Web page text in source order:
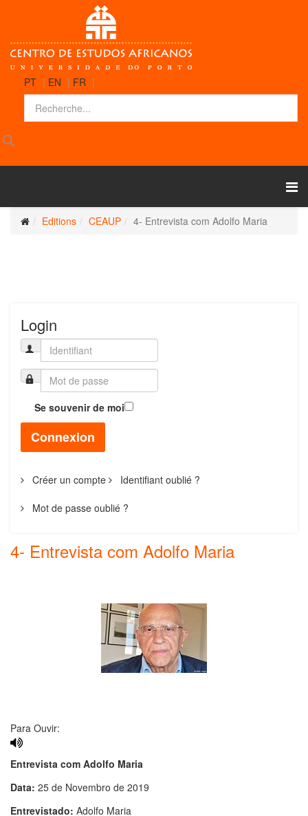
PT | EN | FR |
Editions CEAUP 4- Entrevista com Adolfo Maria
Login
Se souvenir de moi
Connexion
Créer un compte Identifiant oublié ?
Mot de passe oublié ?
4- Entrevista com Adolfo Maria
Para Ouvir:
Entrevista com Adolfo Maria
Data: 25 de Novembro de 2019
Entrevistado: Adolfo Maria